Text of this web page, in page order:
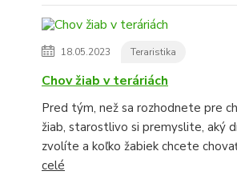
18.05.2023 Teraristika
Chov žiab v teráriách
Pred tým, než sa rozhodnete pre
žiab, starostlivo si premyslite, aký
zvolíte a koľko žabiek chcete
celé